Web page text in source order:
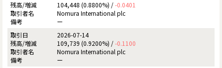
104,448 (0.8800%) /-0.0401
Nomura International plc
ー
2026-07-14
109,739 (0.9200%) /-0.1100
Nomura International plc
ー